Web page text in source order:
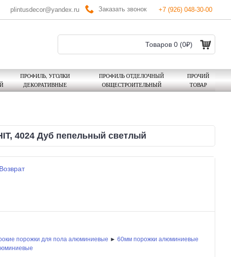
plintusdecor@yandex.ru Заказать звонок +7 (926) 048-30-00
Товаров 0 (0₽)
ПРОФИЛЬ, УГОЛКИ
ДЕКОРАТИВНЫЕ
ПРОФИЛЬ ОТДЕЛОЧНЫЙ
ОБЩЕСТРОИТЕЛЬНЫЙ
ПРОЧИЙ
ТОВАР
4024 Дуб пепельный светлый
Возврат
порожки для пола алюминиевые ► 60мм порожки алюминиевые